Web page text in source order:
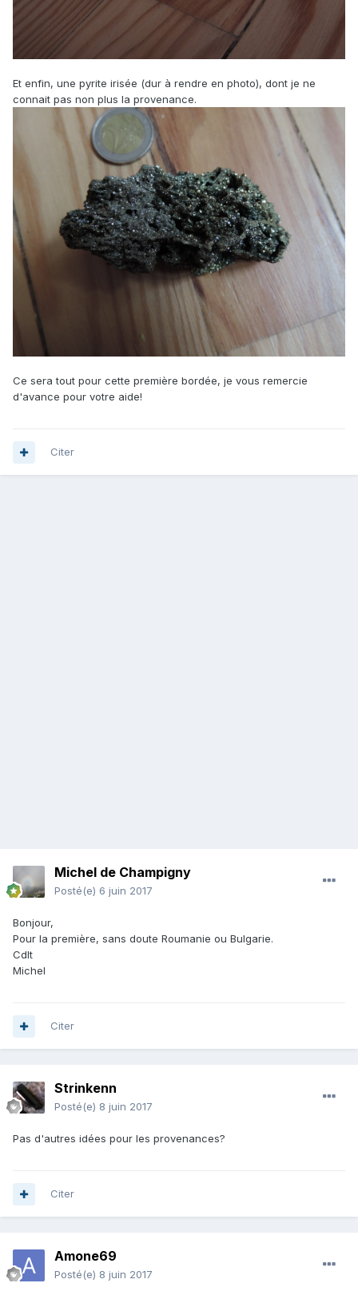
Et enfin, une pyrite irisée (dur à rendre en photo), dont je ne
connait pas non plus la provenance.
Ce sera tout pour cette première bordée, je vous remercie
d'avance pour votre aide!
Citer
Michel de Champigny
Posté(e) 6 juin 2017
Bonjour,
Pour la première, sans doute Roumanie ou Bulgarie.
Cdlt
Michel
Citer
Strinkenn
Posté(e) 8 juin 2017
Pas d'autres idées pour les provenances?
Citer
Amone69
Posté(e) 8 juin 2017